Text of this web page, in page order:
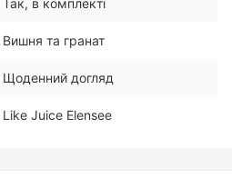
Так, в комплекті
Вишня та гранат
Щоденний догляд
Like Juice Elensee